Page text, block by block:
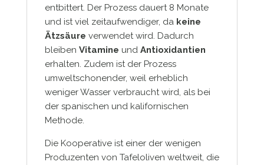
entbittert. Der Prozess dauert 8 Monate
und ist viel zeitaufwendiger, da keine
Ätzsäure verwendet wird. Dadurch
bleiben Vitamine und Antioxidantien
erhalten. Zudem ist der Prozess
umweltschonender, weil erheblich
weniger Wasser verbraucht wird, als bei
der spanischen und kalifornischen
Methode.
Die Kooperative ist einer der wenigen
Produzenten von Tafeloliven weltweit, die